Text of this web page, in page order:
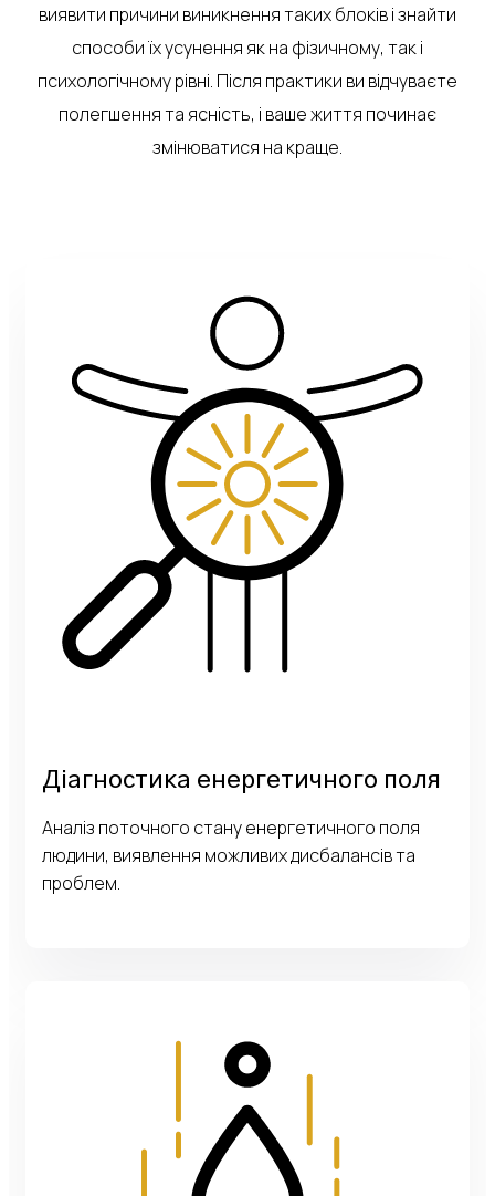
виявити причини виникнення таких блоків і знайти
способи їх усунення як на фізичному, так і
психологічному рівні. Після практики ви відчуваєте
полегшення та ясність, і ваше життя починає
змінюватися на краще.
Діагностика енергетичного поля
Аналіз поточного стану енергетичного поля
людини, виявлення можливих дисбалансів та
проблем.